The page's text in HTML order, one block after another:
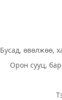
Бусад, өвөлжөө,
Орон сууц,